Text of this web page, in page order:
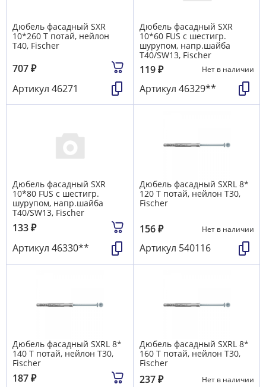
Дюбель фасадный SXR
10*260 T потай, нейлон
T40, Fischer
707₽
Артикул 46271
Дюбель фасадный SXR
10*60 FUS с шестигр.
шурупом, напр.шайба
T40/SW13, Fischer
119₽ Нет в наличии
Артикул 46329**
Дюбель фасадный SXR
10*80 FUS с шестигр.
шурупом, напр.шайба
T40/SW13, Fischer
133₽
Артикул 46330**
Дюбель фасадный SXRL 8*
120 T потай, нейлон T30,
Fischer
156₽ Нет в наличии
Артикул 540116
Дюбель фасадный SXRL 8*
140 T потай, нейлон T30,
Fischer
187₽
Дюбель фасадный SXRL 8*
160 T потай, нейлон T30,
Fischer
237₽ Нет в наличии